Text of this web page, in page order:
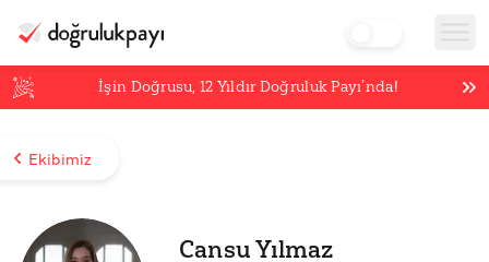
İşin Doğrusu,12 Yıldır Doğruluk Payı’nda!
Ekibimiz
Cansu Yılmaz